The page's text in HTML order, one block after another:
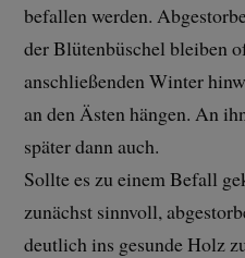
befallen werden.
der Blütenbüschel bleiben
anschließenden Winter
an den Ästen hängen. An
später dann auch.
Sollte es zu einem Befall
zunächst sinnvoll,
deutlich ins gesunde Holz